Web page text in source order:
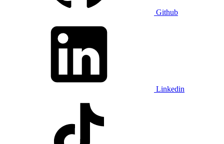
Github
Linkedin